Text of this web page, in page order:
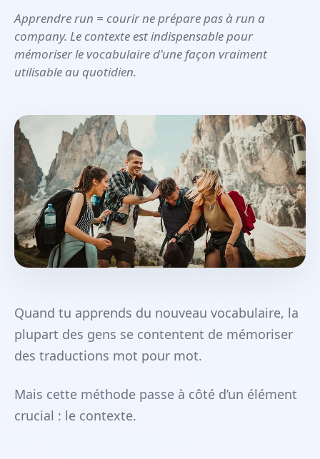
Apprendre run = courir ne prépare pas à run a
company. Le contexte est indispensable pour
mémoriser le vocabulaire d'une façon vraiment
utilisable au quotidien.
Quand tu apprends du nouveau vocabulaire, la
plupart des gens se contentent de mémoriser
des traductions mot pour mot.
Mais cette méthode passe à côté d’un élément
crucial : le contexte.